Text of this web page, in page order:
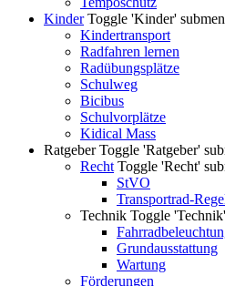
Kinder Toggle 'Kinder'
Kindertransport
Radfahren lernen
Radübungsplätze
Schulweg
Bicibus
Schulvorplätze
Kidical Mass
Ratgeber Toggle 'Ratgeber'
Recht Toggle 'Recht'
StVO
Transportrad-
Technik Toggle
Grundausstattung
Wartung
Förderungen